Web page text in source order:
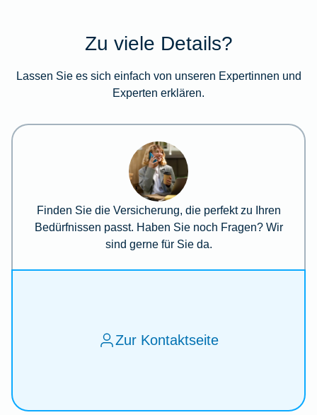
Zu viele Details?
Lassen Sie es sich einfach von unseren Expertinnen und
Experten erklären.
Finden Sie die Versicherung, die perfekt zu Ihren
Bedürfnissen passt. Haben Sie noch Fragen? Wir
sind gerne für Sie da.
Zur Kontaktseite